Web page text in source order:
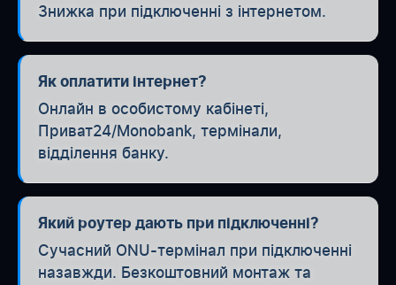
Знижка при підключенні з інтернетом.
Як оплатити інтернет?
Онлайн в особистому кабінеті,
Приват24/Monobank, термінали,
відділення банку.
Який роутер дають при підключенні?
Сучасний ONU-термінал при підключенні
назавжди. Безкоштовний монтаж та